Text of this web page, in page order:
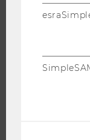
INFORMATIONEN
INTERNATIONALE
ANGEBOTE FÜR
STUDENT CLUBS